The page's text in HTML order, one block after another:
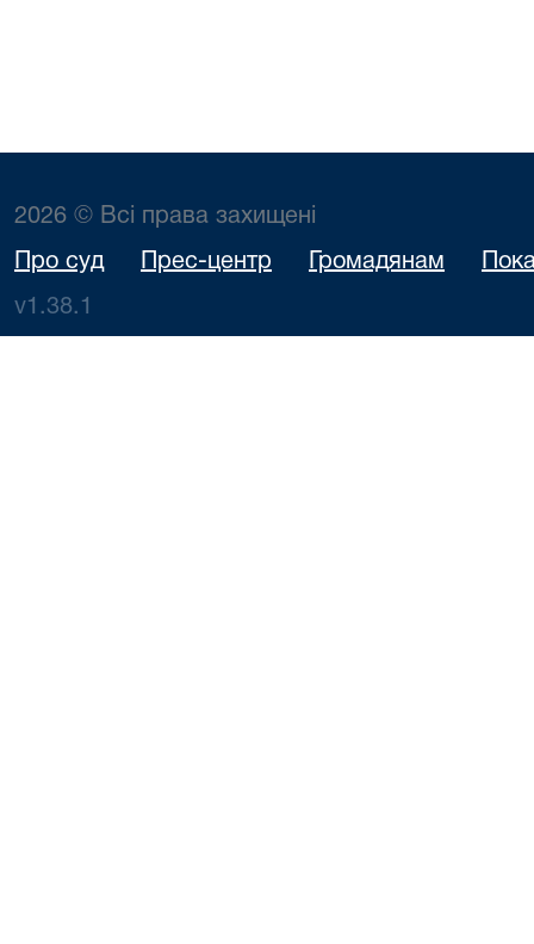
2026 © Всі права захищені
Про суд Прес-центр Громадянам
v1.38.1